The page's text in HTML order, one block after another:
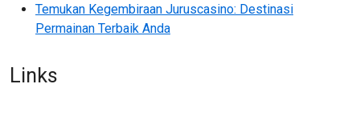
Temukan Kegembiraan Juruscasino: Destinasi
Permainan Terbaik Anda
Links